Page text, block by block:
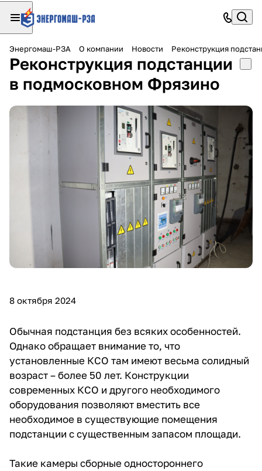
Энергомаш-РЗА О компании Новости Реконструкция
Реконструкция подстанции
в подмосковном Фрязино
8 октября 2024
Обычная подстанция без всяких особенностей.
Однако обращает внимание то, что
установленные КСО там имеют весьма солидный
возраст – более 50 лет. Конструкции
современных КСО и другого необходимого
оборудования позволяют вместить все
необходимое в существующие помещения
подстанции с существенным запасом площади.
Такие камеры сборные одностороннего